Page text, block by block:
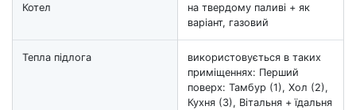
Котел
на твердому паливі + як
варіант, газовий
Тепла підлога
використовується в таких
приміщеннях: Перший
поверх: Тамбур (1), Хол (2),
Кухня (3), Вітальня + їдальня